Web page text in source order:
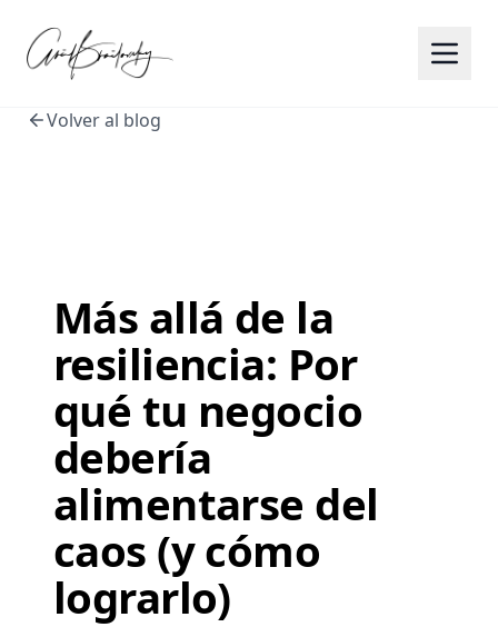
Volver al blog
Más allá de la
resiliencia: Por
qué tu negocio
debería
alimentarse del
caos (y cómo
lograrlo)